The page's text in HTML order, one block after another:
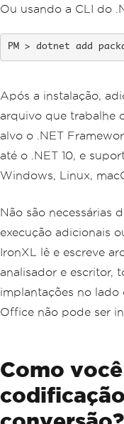
Ou usando a CLI do
dotnet add
Após a instalação,
arquivo que trabalhe
alvo o .NET
até o .NET 10, e
Windows, Linux,
Não são necessárias
execução adicionais
IronXL lê e escreve
analisador e escritor,
implantações no lado
Office não pode ser
Como